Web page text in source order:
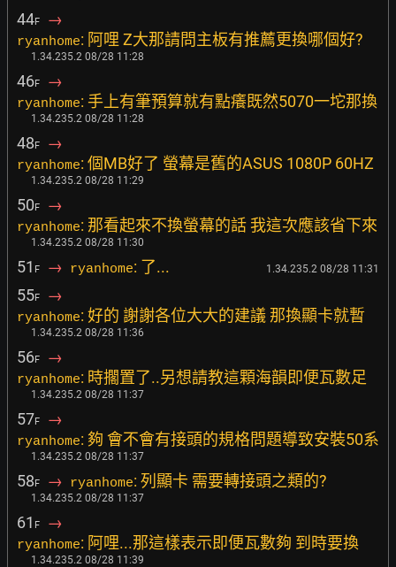
44F →
ryanhome: 阿哩 Z大那請問主板有推薦更換哪個好?
1.34.235.2 08/28 11:28
46F →
ryanhome: 手上有筆預算就有點癢既然5070一坨那換
1.34.235.2 08/28 11:28
48F →
ryanhome: 個MB好了 螢幕是舊的ASUS 1080P 60HZ
1.34.235.2 08/28 11:29
50F →
ryanhome: 那看起來不換螢幕的話 我這次應該省下來
1.34.235.2 08/28 11:30
51 F → ryanhome: 了... 1.34.235.2 08/28 11:31
55F →
ryanhome: 好的 謝謝各位大大的建議 那換顯卡就暫
1.34.235.2 08/28 11:36
56F →
ryanhome: 時擱置了..另想請教這顆海韻即便瓦數足
1.34.235.2 08/28 11:37
57F →
ryanhome: 夠 會不會有接頭的規格問題導致安裝50系
1.34.235.2 08/28 11:37
58F → ryanhome: 列顯卡 需要轉接頭之類的?
1.34.235.2 08/28 11:37
61 F →
ryanhome: 阿哩...那這樣表示即便瓦數夠 到時要換
1.34.235.2 08/28 11:39